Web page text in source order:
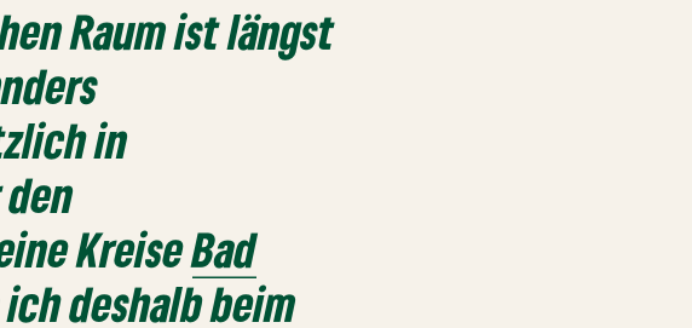
Raum ist längst
in
KreiseBad
deshalb beim